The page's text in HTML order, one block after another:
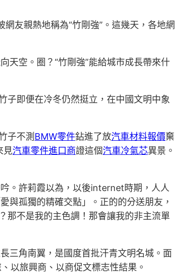
友親熱地稱為“竹剛強”。這幾天，各地網
天空。圈？“竹剛強”能給城市成長帶來什
子即便在冷冬仍然挺立，在中國文明中象
子不測 BMW零件鉆進了放汽車材料報價棄
見汽車零件進口商證這個汽車冷氣芯異景。
。許莉霞以為，以後internet時期，人人
與孤獨的精確交點」。正的的分送朋友，
那不是我的主色調！那會讓我的非主流單
三角南翼，是國度首批汗青文明名城。面
以旅興商、以商促文標志性結果。